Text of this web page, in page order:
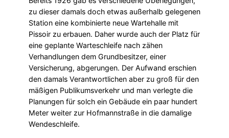
zu dieser damals doch etwas außerhalb gelegenen
Station eine kombinierte neue Wartehalle mit
Pissoir zu erbauen. Daher wurde auch der Platz für
eine geplante Warteschleife nach zähen
Verhandlungen dem Grundbesitzer, einer
Versicherung, abgerungen. Der Aufwand erschien
den damals Verantwortlichen aber zu groß für den
mäßigen Publikumsverkehr und man verlegte die
Planungen für solch ein Gebäude ein paar hundert
Meter weiter zur Hofmannstraße in die damalige
Wendeschleife.